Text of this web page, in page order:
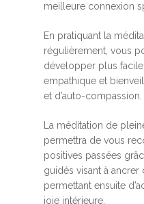
meilleure connexion
En pratiquant la
régulièrement, vous
développer plus
empathique et
et d’auto-compassion.
La méditation de
permettra de vous
positives passées
guidés visant à
permettant ensuite
joie intérieure.